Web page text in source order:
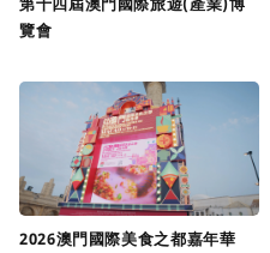
覽會
2026澳門國際美食之都嘉年華